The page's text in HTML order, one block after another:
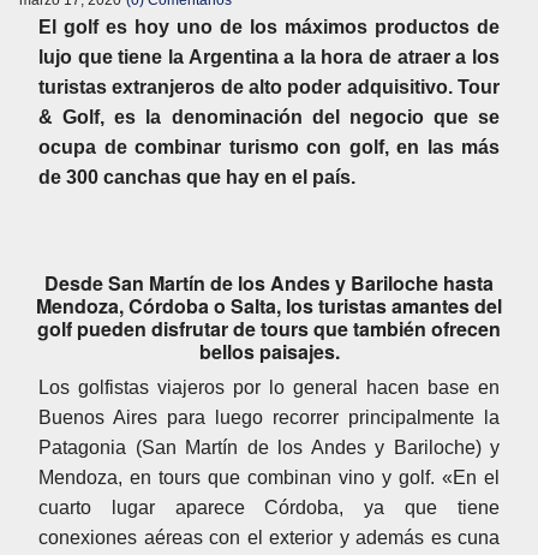
El golf es hoy uno de los máximos productos de
lujo que tiene la Argentina a la hora de atraer a los
turistas extranjeros de alto poder adquisitivo. Tour
& Golf, es la denominación del negocio que se
ocupa de combinar turismo con golf, en las más
de 300 canchas que hay en el país.
Desde San Martín de los Andes y Bariloche hasta
Mendoza, Córdoba o Salta, los turistas amantes del
golf pueden disfrutar de tours que también ofrecen
bellos paisajes.
Los golfistas viajeros por lo general hacen base en
Buenos Aires para luego recorrer principalmente la
Patagonia (San Martín de los Andes y Bariloche) y
Mendoza, en tours que combinan vino y golf. «En el
cuarto lugar aparece Córdoba, ya que tiene
conexiones aéreas con el exterior y además es cuna